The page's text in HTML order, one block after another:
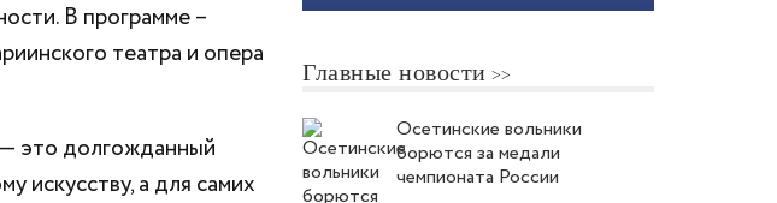
В программе –
театра и опера
— это долгожданный
искусству, а для самих
Главные новости
Осетинские вольники
борются за медали
чемпионата России